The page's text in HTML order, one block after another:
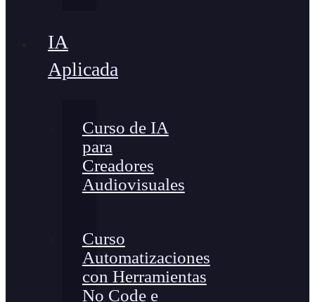
IA
Aplicada
Curso de IA
para
Creadores
Audiovisuales
Curso
Automatizaciones
con Herramientas
No Code e